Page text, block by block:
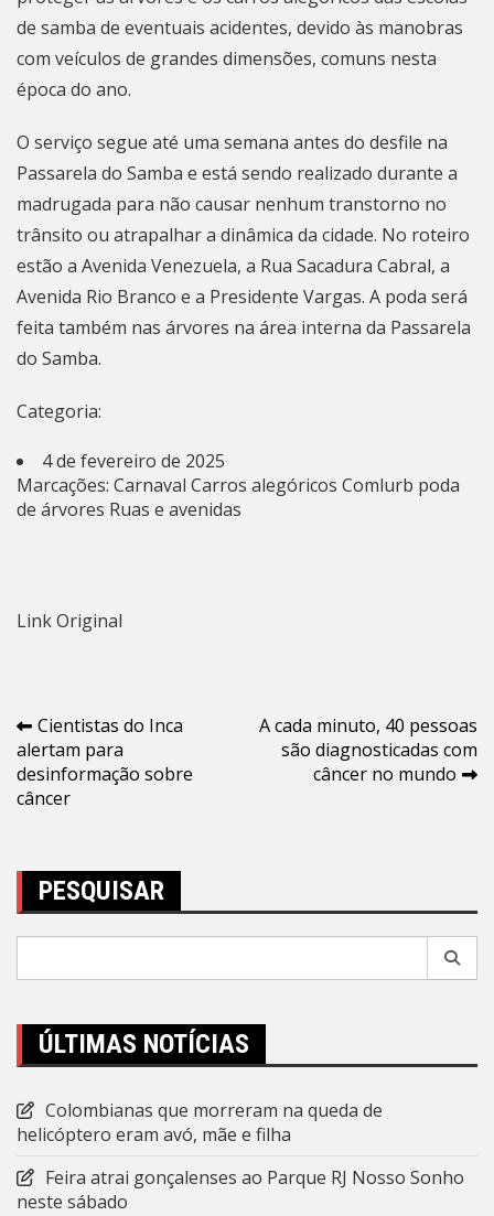
de samba de eventuais acidentes, devido às manobras
com veículos de grandes dimensões, comuns nesta
época do ano.
O serviço segue até uma semana antes do desfile na
Passarela do Samba e está sendo realizado durante a
madrugada para não causar nenhum transtorno no
trânsito ou atrapalhar a dinâmica da cidade. No roteiro
estão a Avenida Venezuela, a Rua Sacadura Cabral, a
Avenida Rio Branco e a Presidente Vargas. A poda será
feita também nas árvores na área interna da Passarela
do Samba.
Categoria:
4 de fevereiro de 2025
Marcações: Carnaval Carros alegóricos Comlurb poda
de árvores Ruas e avenidas
Link Original
Navegação
de
Post
Cientistas do Inca
alertam para
desinformação sobre
câncer
A cada minuto, 40 pessoas
são diagnosticadas com
câncer no mundo
PESQUISAR
ÚLTIMAS NOTÍCIAS
Colombianas que morreram na queda de
helicóptero eram avó, mãe e filha
Feira atrai gonçalenses ao Parque RJ Nosso Sonho
neste sábado